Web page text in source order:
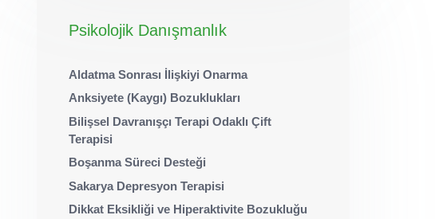
Psikolojik Danışmanlık
Aldatma Sonrası İlişkiyi Onarma
Anksiyete (Kaygı) Bozuklukları
Bilişsel Davranışçı Terapi Odaklı Çift
Terapisi
Boşanma Süreci Desteği
Sakarya Depresyon Terapisi
Dikkat Eksikliği ve Hiperaktivite Bozukluğu